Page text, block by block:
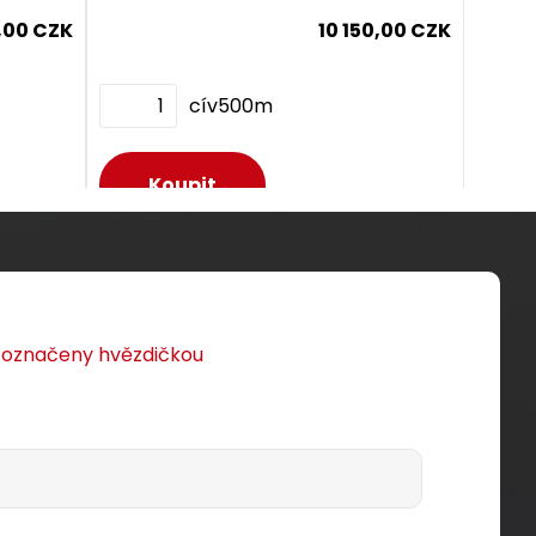
BK-
CZK
10 150,00 CZK
cív500m
Dodání:ihned
Detail produktu
hvězdičkou